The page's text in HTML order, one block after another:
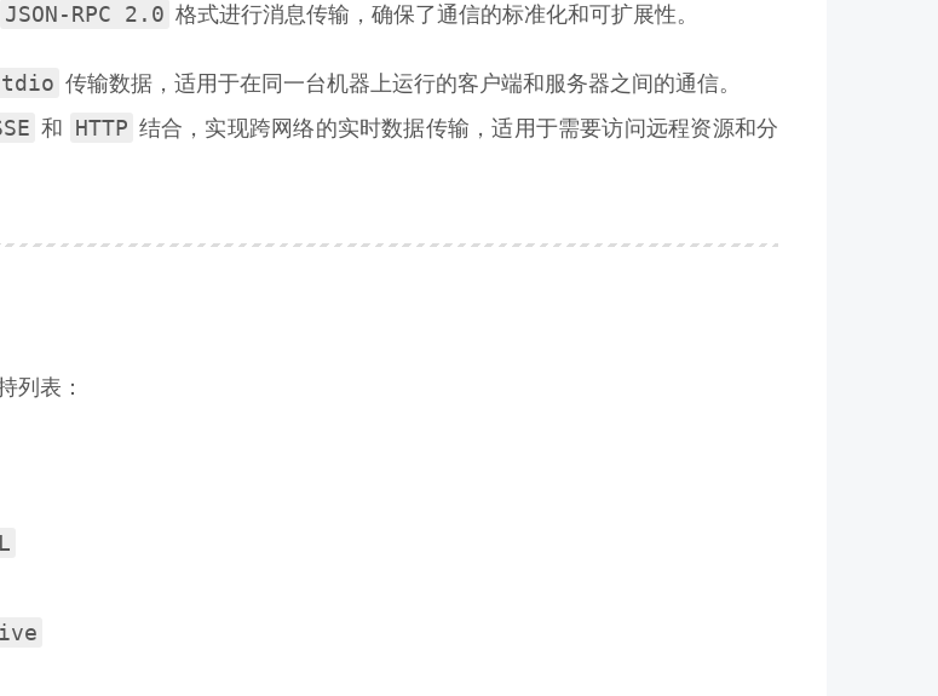
JSON-RPC 2.0 格式进行消息传输，确保了通信的标准化和可扩展性。
传输数据，适用于在同一台机器上运行的客户端和服务器之间的通信。
和 HTTP 结合，实现跨网络的实时数据传输，适用于需要访问远程资源和分
列表：